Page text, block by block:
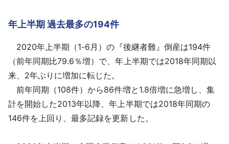
年上半期 過去最多の194件
2020年上半期（1-6月）の『後継者難』倒産は194件
（前年同期比79.6％増）で、年上半期では2018年同期以
来、2年ぶりに増加に転じた。
前年同期（108件）から86件増と1.8倍増に急増し、集
計を開始した2013年以降、年上半期では2018年同期の
146件を上回り、最多記録を更新した。